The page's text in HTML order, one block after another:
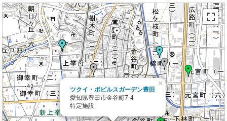
ツクイ・ポピルスガーデン豊田
愛知県豊田市金谷町7-4
特定施設
×